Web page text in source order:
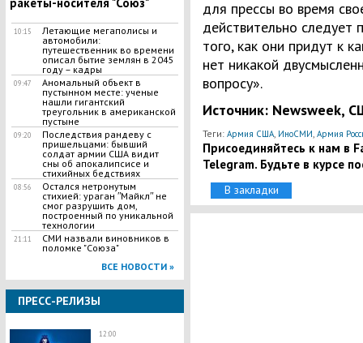
10:15
Летающие мегаполисы и
автомобили:
путешественник во времени
описал бытие землян в 2045
году – кадры
09:47
Аномальный объект в
пустынном месте: ученые
нашли гигантский
треугольник в американской
пустыне
09:20
Последствия рандеву с
пришельцами: бывший
солдат армии США видит
сны об апокалипсисе и
стихийных бедствиях
08:56
Остался нетронутым
стихией: ураган ʺМайклʺ не
смог разрушить дом,
построенный по уникальной
технологии
21:11
СМИ назвали виновников в
поломке "Союза"
ВСЕ НОВОСТИ »
ПРЕСС-РЕЛИЗЫ
12:00
для прессы во время
действительно
того, как они придут к
нет никакой
вопросу».
Источник: Newsweek,
Теги: Армия США, ИноСМИ, Армия
Присоединяйтесь к нам в
Telegram. Будьте в курсе
В закладки